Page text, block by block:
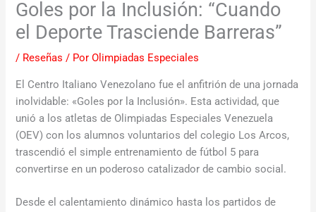
Goles por la Inclusión: “Cuando
el Deporte Trasciende Barreras”
/ Reseñas / PorOlimpiadas Especiales
El Centro Italiano Venezolano fue el anfitrión de una jornada
inolvidable: «Goles por la Inclusión». Esta actividad, que
unió a los atletas de Olimpiadas Especiales Venezuela
(OEV) con los alumnos voluntarios del colegio Los Arcos,
trascendió el simple entrenamiento de fútbol 5 para
convertirse en un poderoso catalizador de cambio social.
Desde el calentamiento dinámico hasta los partidos de